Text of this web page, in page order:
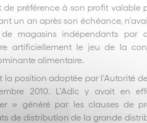
de préférence à son profit valable
un an après son échéance,
magasins indépendants par
artificiellement le jeu de la
alimentaire.
position adoptée par l’Autorité
2010. L’Adlc y avait en
» généré par les clauses de
de distribution de la grande